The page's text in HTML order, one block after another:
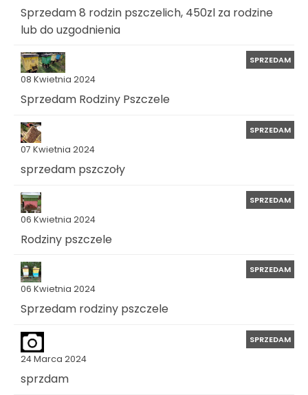
Sprzedam 8 rodzin pszczelich, 450zl za rodzine
lub do uzgodnienia
08 Kwietnia 2024
SPRZEDAM
Sprzedam Rodziny Pszczele
07 Kwietnia 2024
SPRZEDAM
sprzedam pszczoły
06 Kwietnia 2024
SPRZEDAM
Rodziny pszczele
06 Kwietnia 2024
SPRZEDAM
Sprzedam rodziny pszczele
24 Marca 2024
SPRZEDAM
sprzdam